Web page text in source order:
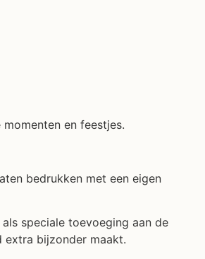
en feestjes.
bedrukken met een eigen
speciale toevoeging aan de
extra bijzonder maakt.